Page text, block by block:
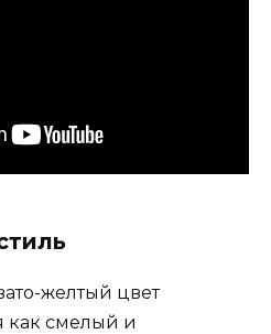
желтый цвет
как смелый и